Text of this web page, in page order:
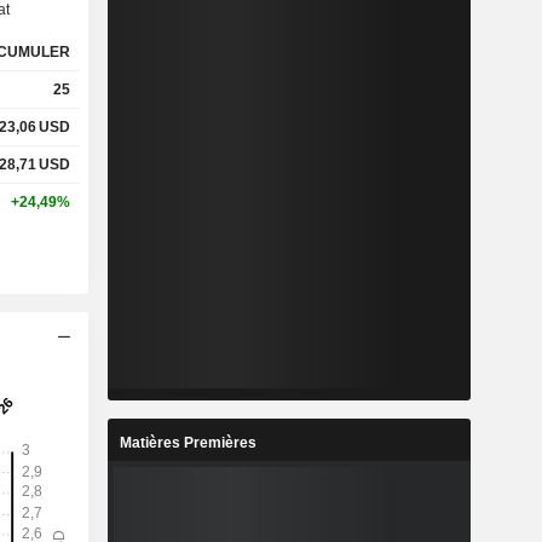
16,93%
106,69%
25
23,06USD
28,71USD
+24,49%
Matières Premières